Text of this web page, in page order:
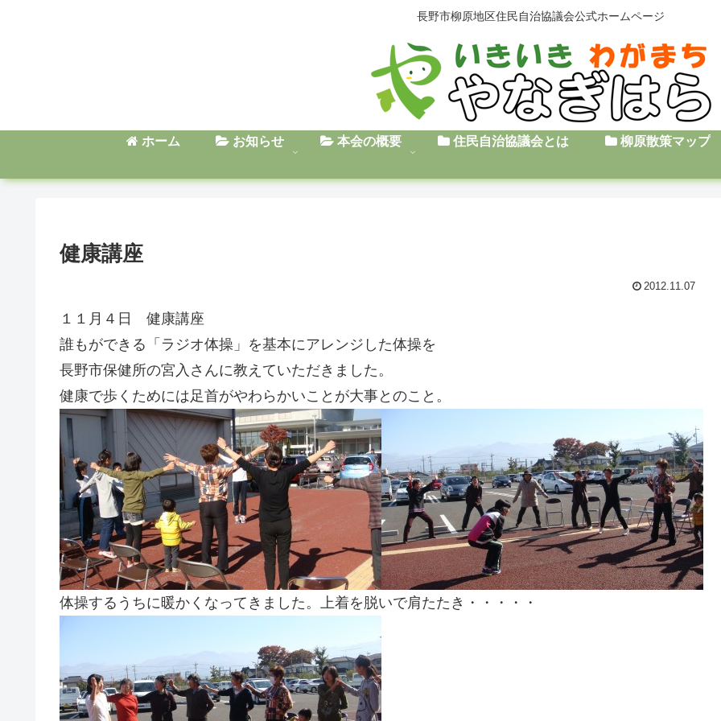
長野市柳原地区住民自治協議会公式ホームページ
ホーム お知らせ 本会の概要 住民自治協議会とは 柳原散策マップ
健康講座
2012.11.07
１１月４日 健康講座
誰もができる「ラジオ体操」を基本にアレンジした体操を
長野市保健所の宮入さんに教えていただきました。
健康で歩くためには足首がやわらかいことが大事とのこと。
体操するうちに暖かくなってきました。上着を脱いで肩たたき・・・・・